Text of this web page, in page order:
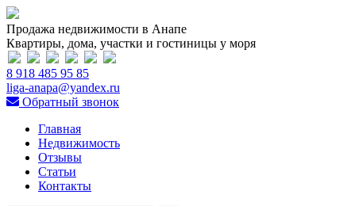
Продажа недвижимости в Анапе
Квартиры, дома, участки и гостиницы у моря
8 918 485 95 85
liga-anapa@yandex.ru
Обратный звонок
Главная
Недвижимость
Отзывы
Статьи
Контакты